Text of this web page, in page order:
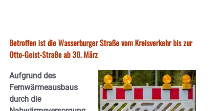
Betroffen ist die Wasserburger Straße vom Kreisverkehr bis zur
Otto-Geist-Straße ab 30. März
Aufgrund des
Fernwärmeausbaus
durch die